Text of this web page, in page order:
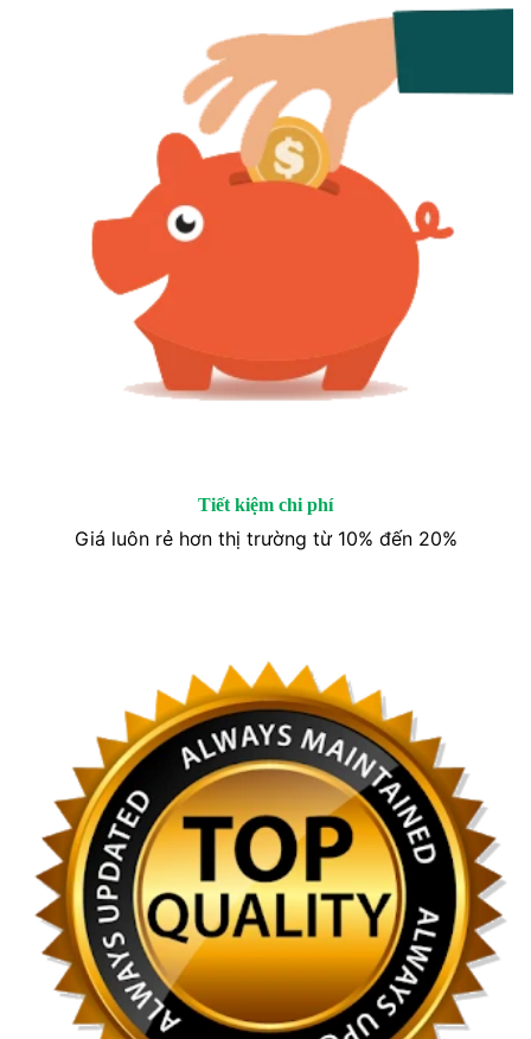
Tiết kiệm chi phí
Giá luôn rẻ hơn thị trường từ 10% đến 20%